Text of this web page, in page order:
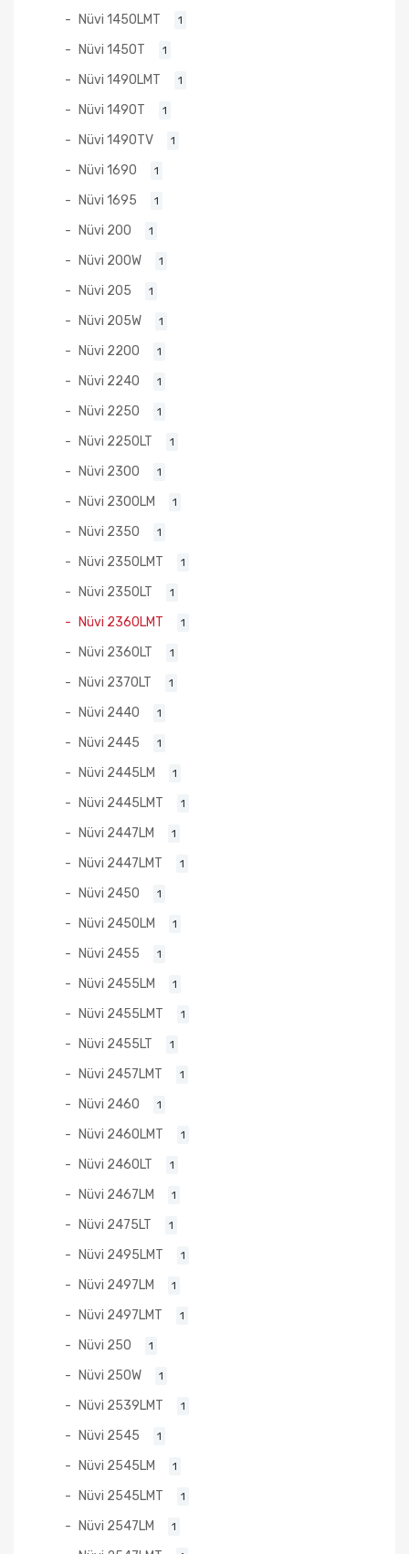
Nüvi 1450LMT 1
Nüvi 1450T 1
Nüvi 1490LMT 1
Nüvi 1490T 1
Nüvi 1490TV 1
Nüvi 1690 1
Nüvi 1695 1
Nüvi 200 1
Nüvi 200W 1
Nüvi 205 1
Nüvi 205W 1
Nüvi 2200 1
Nüvi 2240 1
Nüvi 2250 1
Nüvi 2250LT 1
Nüvi 2300 1
Nüvi 2300LM 1
Nüvi 2350 1
Nüvi 2350LMT 1
Nüvi 2350LT 1
Nüvi 2360LMT 1
Nüvi 2360LT 1
Nüvi 2370LT 1
Nüvi 2440 1
Nüvi 2445 1
Nüvi 2445LM 1
Nüvi 2445LMT 1
Nüvi 2447LM 1
Nüvi 2447LMT 1
Nüvi 2450 1
Nüvi 2450LM 1
Nüvi 2455 1
Nüvi 2455LM 1
Nüvi 2455LMT 1
Nüvi 2455LT 1
Nüvi 2457LMT 1
Nüvi 2460 1
Nüvi 2460LMT 1
Nüvi 2460LT 1
Nüvi 2467LM 1
Nüvi 2475LT 1
Nüvi 2495LMT 1
Nüvi 2497LM 1
Nüvi 2497LMT 1
Nüvi 250 1
Nüvi 250W 1
Nüvi 2539LMT 1
Nüvi 2545 1
Nüvi 2545LM 1
Nüvi 2545LMT 1
Nüvi 2547LM 1